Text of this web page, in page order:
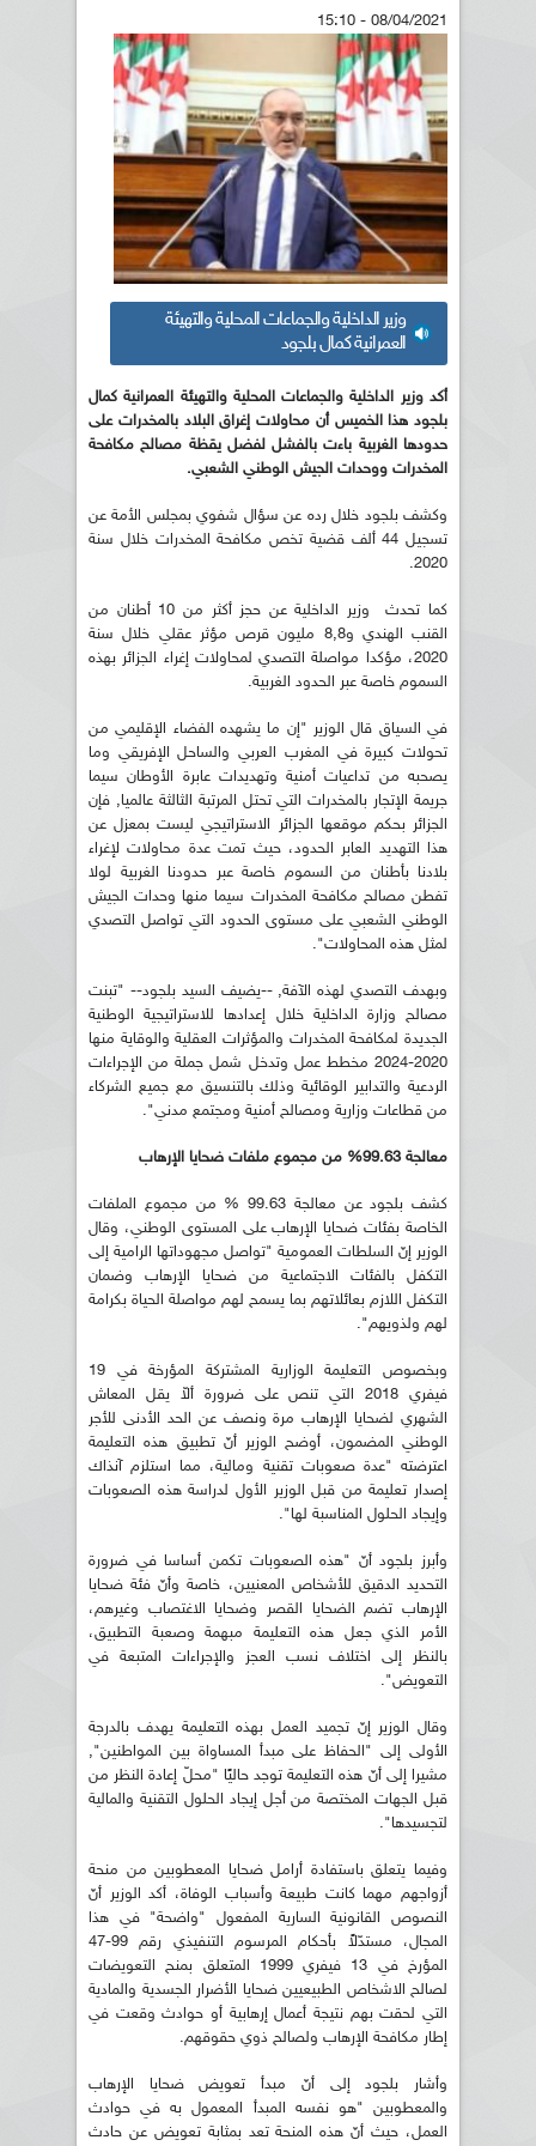
08/04/2021 - 15:10
وزير الداخلية والجماعات المحلية والتهيئة
العمرانية كمال بلجود
أكد وزير الداخلية والجماعات المحلية والتهيئة العمرانية كمال
بلجود هذا الخميس أن محاولات إغراق البلاد بالمخدرات على
حدودها الغربية باءت بالفشل لفضل يقظة مصالح مكافحة
المخدرات ووحدات الجيش الوطني الشعبي.
وكشف بلجود خلال رده عن سؤال شفوي بمجلس الأمة عن
تسجيل 44 ألف قضية تخص مكافحة المخدرات خلال سنة
2020.
كما تحدث وزير الداخلية عن حجز أكثر من 10 أطنان من
القنب الهندي و8,8 مليون قرص مؤثر عقلي خلال سنة
2020، مؤكدا مواصلة التصدي لمحاولات إغراء الجزائر بهذه
السموم خاصة عبر الحدود الغربية.
في السياق قال الوزير "إن ما يشهده الفضاء الإقليمي من
تحولات كبيرة في المغرب العربي والساحل الإفريقي وما
يصحبه من تداعيات أمنية وتهديدات عابرة الأوطان سيما
جريمة الإتجار بالمخدرات التي تحتل المرتبة الثالثة عالميا, فإن
الجزائر بحكم موقعها الجزائر الاستراتيجي ليست بمعزل عن
هذا التهديد العابر الحدود، حيث تمت عدة محاولات لإغراء
بلادنا بأطنان من السموم خاصة عبر حدودنا الغربية لولا
تفطن مصالح مكافحة المخدرات سيما منها وحدات الجيش
الوطني الشعبي على مستوى الحدود التي تواصل التصدي
لمثل هذه المحاولات".
وبهدف التصدي لهذه الآفة, --يضيف السيد بلجود-- "تبنت
مصالح وزارة الداخلية خلال إعدادها للاستراتيجية الوطنية
الجديدة لمكافحة المخدرات والمؤثرات العقلية والوقاية منها
2020-2024 مخطط عمل وتدخل شمل جملة من الإجراءات
الردعية والتدابير الوقائية وذلك بالتنسيق مع جميع الشركاء
من قطاعات وزارية ومصالح أمنية ومجتمع مدني".
معالجة 99.63% من مجموع ملفات ضحايا الإرهاب
كشف بلجود عن معالجة 99.63 % من مجموع الملفات
الخاصة بفئات ضحايا الإرهاب على المستوى الوطني، وقال
الوزير إنّ السلطات العمومية "تواصل مجهوداتها الرامية إلى
التكفل بالفئات الاجتماعية من ضحايا الإرهاب وضمان
التكفل اللازم بعائلاتهم بما يسمح لهم مواصلة الحياة بكرامة
لهم ولذويهم".
وبخصوص التعليمة الوزارية المشتركة المؤرخة في 19
فيفري 2018 التي تنص على ضرورة ألاّ يقل المعاش
الشهري لضحايا الإرهاب مرة ونصف عن الحد الأدنى للأجر
الوطني المضمون، أوضح الوزير أنّ تطبيق هذه التعليمة
اعترضته "عدة صعوبات تقنية ومالية، مما استلزم آنذاك
إصدار تعليمة من قبل الوزير الأول لدراسة هذه الصعوبات
وإيجاد الحلول المناسبة لها".
وأبرز بلجود أنّ "هذه الصعوبات تكمن أساسا في ضرورة
التحديد الدقيق للأشخاص المعنيين، خاصة وأنّ فئة ضحايا
الإرهاب تضم الضحايا القصر وضحايا الاغتصاب وغيرهم،
الأمر الذي جعل هذه التعليمة مبهمة وصعبة التطبيق،
بالنظر إلى اختلاف نسب العجز والإجراءات المتبعة في
التعويض".
وقال الوزير إنّ تجميد العمل بهذه التعليمة يهدف بالدرجة
الأولى إلى "الحفاظ على مبدأ المساواة بين المواطنين",
مشيرا إلى أنّ هذه التعليمة توجد حاليًا "محلّ إعادة النظر من
قبل الجهات المختصة من أجل إيجاد الحلول التقنية والمالية
لتجسيدها".
وفيما يتعلق باستفادة أرامل ضحايا المعطوبين من منحة
أزواجهم مهما كانت طبيعة وأسباب الوفاة، أكد الوزير أنّ
النصوص القانونية السارية المفعول "واضحة" في هذا
المجال، مستدّلاً بأحكام المرسوم التنفيذي رقم 99-47
المؤرخ في 13 فيفري 1999 المتعلق بمنح التعويضات
لصالح الاشخاص الطبيعيين ضحايا الأضرار الجسدية والمادية
التي لحقت بهم نتيجة أعمال إرهابية أو حوادث وقعت في
إطار مكافحة الإرهاب ولصالح ذوي حقوقهم.
وأشار بلجود إلى أنّ مبدأ تعويض ضحايا الإرهاب
والمعطوبين "هو نفسه المبدأ المعمول به في حوادث
العمل، حيث أنّ هذه المنحة تعد بمثابة تعويض عن حادث